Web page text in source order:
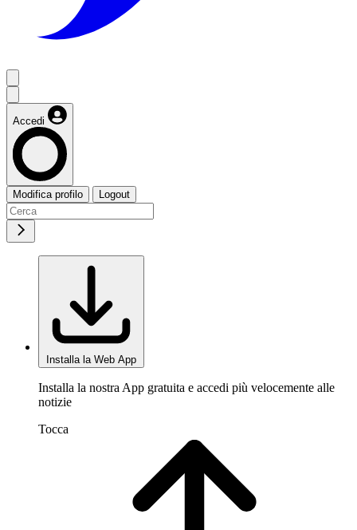
Accedi
Modifica profilo Logout
Installa la Web App
Installa la nostra App gratuita e accedi più velocemente alle
notizie
Tocca